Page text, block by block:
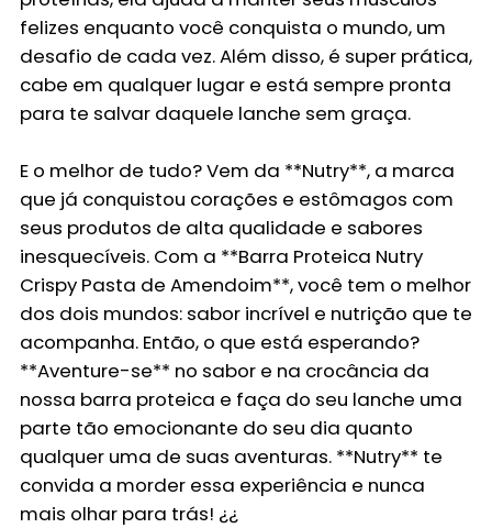
felizes enquanto você conquista o mundo, um
desafio de cada vez. Além disso, é super prática,
cabe em qualquer lugar e está sempre pronta
para te salvar daquele lanche sem graça.
E o melhor de tudo? Vem da **Nutry**, a marca
que já conquistou corações e estômagos com
seus produtos de alta qualidade e sabores
inesquecíveis. Com a **Barra Proteica Nutry
Crispy Pasta de Amendoim**, você tem o melhor
dos dois mundos: sabor incrível e nutrição que te
acompanha. Então, o que está esperando?
**Aventure-se** no sabor e na crocância da
nossa barra proteica e faça do seu lanche uma
parte tão emocionante do seu dia quanto
qualquer uma de suas aventuras. **Nutry** te
convida a morder essa experiência e nunca
mais olhar para trás! ¿¿